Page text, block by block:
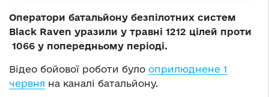
Оператори батальйону безпілотних систем
Black Raven уразили у травні 1212 цілей проти
1066 у попередньому періоді.
Відео бойової роботи було оприлюднене 1
червня на каналі батальйону.